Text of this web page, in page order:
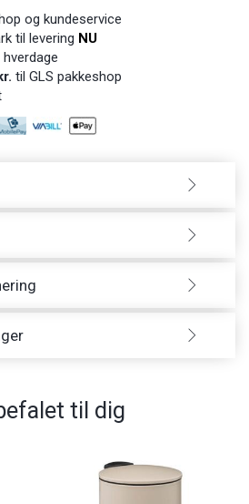
og kundeservice
til levering NU
til GLS pakkeshop
til dig